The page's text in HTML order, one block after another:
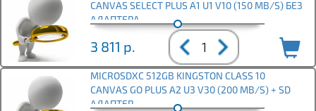
CANVAS SELECT PLUS A1 U1 V10 (150 MB/S) БЕЗ
АДАПТЕРА
3 811 р.
MICROSDXC 512GB KINGSTON CLASS 10
CANVAS GO PLUS A2 U3 V30 (200 MB/S) + SD
АДАПТЕР